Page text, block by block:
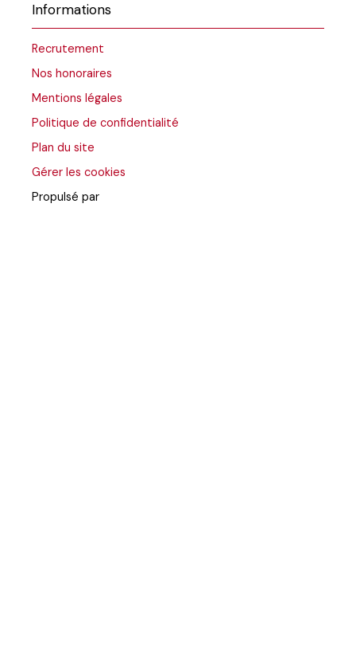
Informations
Recrutement
Nos honoraires
Mentions légales
Politique de confidentialité
Plan du site
Gérer les cookies
Propulsé par